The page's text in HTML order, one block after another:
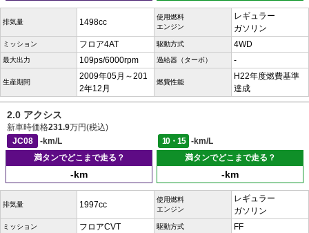
排気量 1498cc
使用燃料
エンジン
レギュラー
ガソリン
ミッション フロア4AT 駆動方式 4WD
最大出力 109ps/6000rpm 過給器（ターボ） -
生産期間
2009年05月～201
2年12月
燃費性能
H22年度燃費基準
達成
2.0 アクシス
新車時価格231.9万円(税込)
JC08
-km/L 10・15
-km/L
満タンでどこまで走る？
-km
満タンでどこまで走る？
-km
排気量 1997cc
使用燃料
エンジン
レギュラー
ガソリン
ミッション フロアCVT 駆動方式 FF